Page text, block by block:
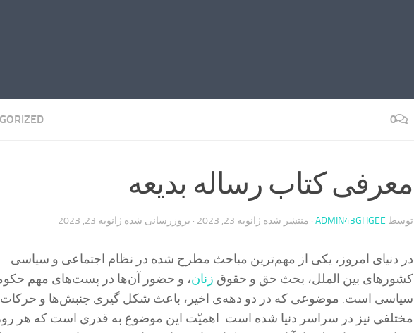
0
معرفی کتاب رساله بدیعه
توسط ADMIN43GHGEE · منتشر شده ژانویه 23, 2023 · بروزرسانی شده ژانویه 23, 2023
در دنیای امروز، یکی از مهم‌ترین مباحث مطرح شده در نظام اجتماعی و سیاسی
کشورهای بین الملل، بحث حق و حقوق زنان، و حضور آن‌ها در پست‌های مهم
سیاسی است. موضوعی که در دو دهه‌ی اخیر، باعث شکل گیری جنبش‌ها و
مختلفی نیز در سراسر دنیا شده است. اهمیّت این موضوع به قدری است که هر